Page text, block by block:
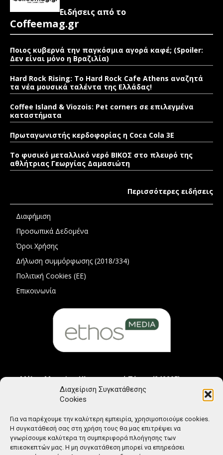
Διαχείριση Συγκατάθεσης
Cookies
Για να παρέχουμε την καλύτερη εμπειρία, χρησιμοποιούμε cookies.
Η συγκατάθεσή σας στη χρήση τους θα μας επιτρέψει να
γνωρίσουμε καλύτερα τη συμπεριφορά πλοήγησης των
επιεσκεπτών μας. Η μη συγκατάθεση μπορεί να επηρεάσει
Ειδήσεις από το
Coffeemag.gr
Ποιος κυβερνά την παγκόσμια αγορά καφέ; (Spoiler:
Δεν είναι μόνο η Βραζιλία)
Hard Rock Rising: Το Hard Rock Cafe Athens αναζητά
τα νέα μουσικά ταλέντα της Ελλάδας!
Coffee Island & Viozois: Pet corners σε επιλεγμένα
καταστήματα
Πρωταγωνιστής κερδοφορίας η Coca Cola 3E
Το φυσικό μεταλλικό νερό ΒΙΚΟΣ στο πλευρό της
αθλήτριας Γεωργίας Δαμασιώτη
Περισσότερες ειδήσεις
Διαφήμιση
Προσωπικά Δεδομένα
Όροι Χρήσης
Δήλωση συμμόρφωσης (2018/334)
Πολιτική Cookies (ΕΕ)
Επικοινωνία
Μέλος Μητρώου Ηλεκτρονικού Τύπου (242225)